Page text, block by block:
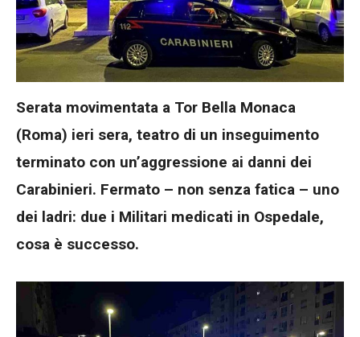
Serata movimentata a Tor Bella Monaca
(Roma) ieri sera, teatro di un inseguimento
terminato con un’aggressione ai danni dei
Carabinieri. Fermato – non senza fatica – uno
dei ladri: due i Militari medicati in Ospedale,
cosa è successo.